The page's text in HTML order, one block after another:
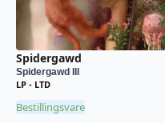
Spidergawd
Spidergawd III
LP - LTD
Bestillingsvare